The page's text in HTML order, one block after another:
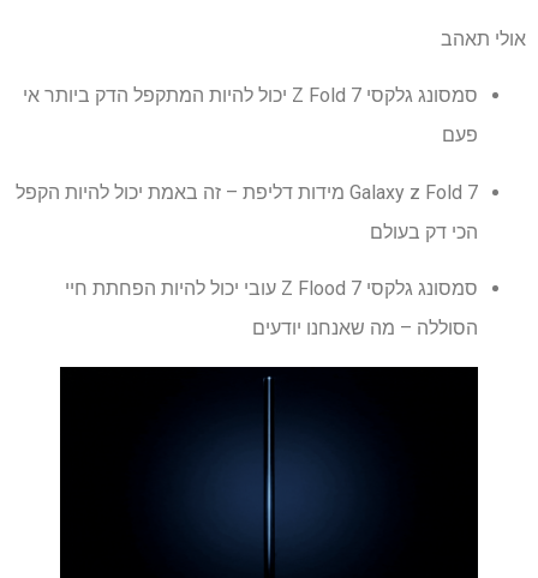
אולי תאהב
סמסונג גלקסי Z Fold 7 יכול להיות המתקפל הדק ביותר אי
פעם
Galaxy z Fold 7 מידות דליפת – זה באמת יכול להיות הקפל
הכי דק בעולם
סמסונג גלקסי Z Flood 7 עובי יכול להיות הפחתת חיי
הסוללה – מה שאנחנו יודעים